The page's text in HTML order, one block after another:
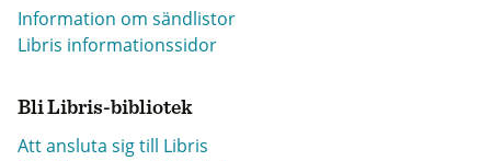
Information om sändlistor
Libris informationssidor
Bli Libris-bibliotek
Att ansluta sig till Libris